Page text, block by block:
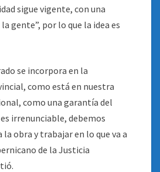
sigue vigente, con una
gente”, por lo que la idea es
se incorpora en la
como está en nuestra
como una garantía del
irrenunciable, debemos
la obra y trabajar en lo que va a
de la Justicia